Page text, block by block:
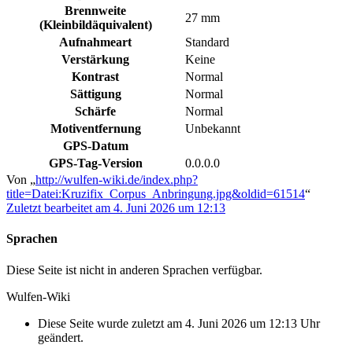
Brennweite
(Kleinbildäquivalent)
27 mm
Aufnahmeart
Standard
Verstärkung
Keine
Kontrast
Normal
Sättigung
Normal
Schärfe
Normal
Motiventfernung
Unbekannt
GPS-Datum
GPS-Tag-Version
0.0.0.0
Von „http://wulfen-wiki.de/index.php?
title=Datei:Kruzifix_Corpus_Anbringung.jpg&oldid=61514“
Zuletzt bearbeitet am 4. Juni 2026 um 12:13
Sprachen
Diese Seite ist nicht in anderen Sprachen verfügbar.
Wulfen-Wiki
Diese Seite wurde zuletzt am 4. Juni 2026 um 12:13 Uhr
geändert.